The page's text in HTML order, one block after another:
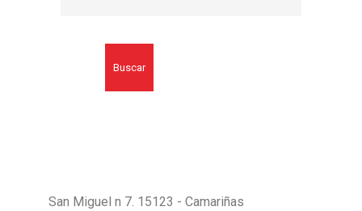
Buscar
San Miguel n 7. 15123 - Camariñas